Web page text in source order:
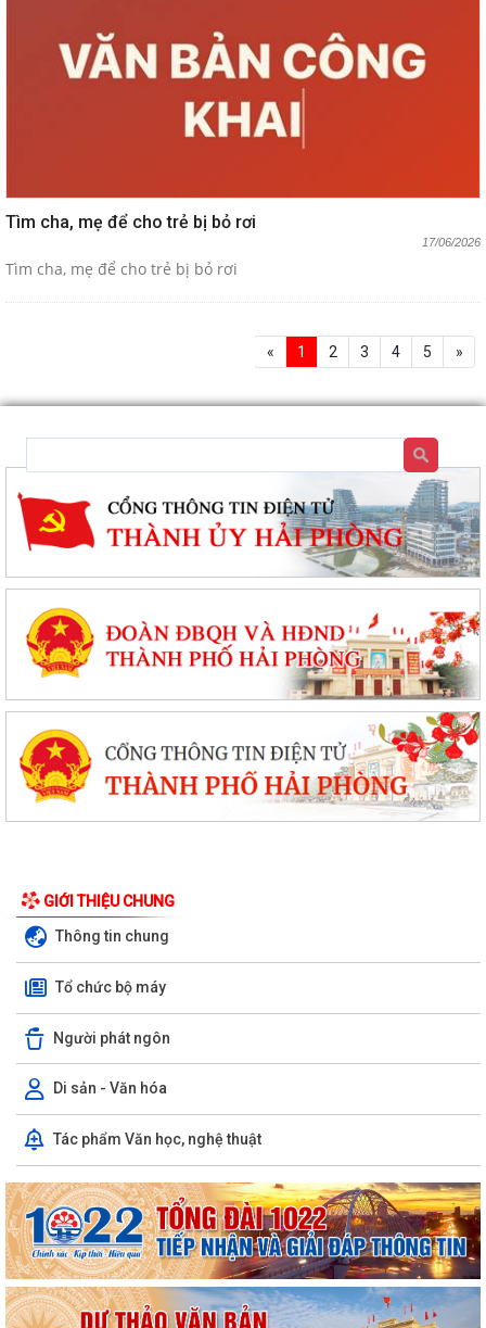
Tìm cha, mẹ để cho trẻ bị bỏ rơi
17/06/2026
Tìm cha, mẹ để cho trẻ bị bỏ rơi
« 1 2 3 4 5 »
GIỚI THIỆU CHUNG
Thông tin chung
Tổ chức bộ máy
Người phát ngôn
Di sản - Văn hóa
Tác phẩm Văn học, nghệ thuật